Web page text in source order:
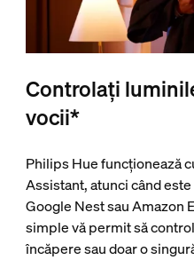
Controlați
vocii*
Philips Hue funcționează
Assistant, atunci când
Google Nest sau Amazon
simple vă permit să
încăpere sau doar o